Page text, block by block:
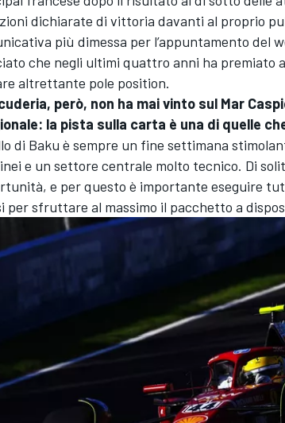
dichiarate di vittoria davanti al proprio
più dimessa per l’appuntamento del
che negli ultimi quattro anni ha premiato
altrettante pole position.
però, non ha mai vinto sul Mar
la pista sulla carta è una di quelle
di Baku è sempre un fine settimana
e un settore centrale molto tecnico. Di
e per questo è importante eseguire
per sfruttare al massimo il pacchetto a